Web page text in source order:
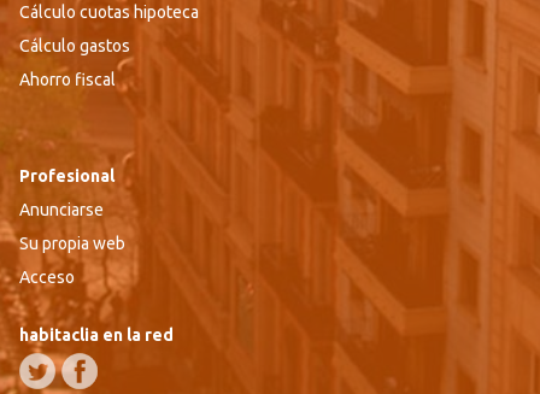
Cálculo cuotas hipoteca
Cálculo gastos
Ahorro fiscal
Profesional
Anunciarse
Su propia web
Acceso
habitaclia en la red